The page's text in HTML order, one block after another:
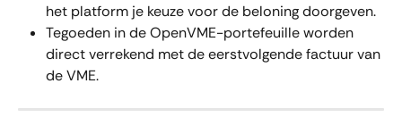
het platform je keuze voor de beloning doorgeven.
Tegoeden in de OpenVME-portefeuille worden
direct verrekend met de eerstvolgende factuur van
de VME.